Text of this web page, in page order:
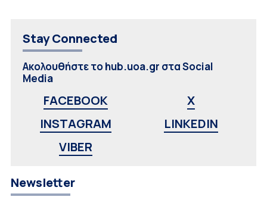
Stay Connected
Ακολουθήστε το hub.uoa.gr στα Social
Media
FACEBOOK
X
INSTAGRAM
LINKEDIN
VIBER
Newsletter